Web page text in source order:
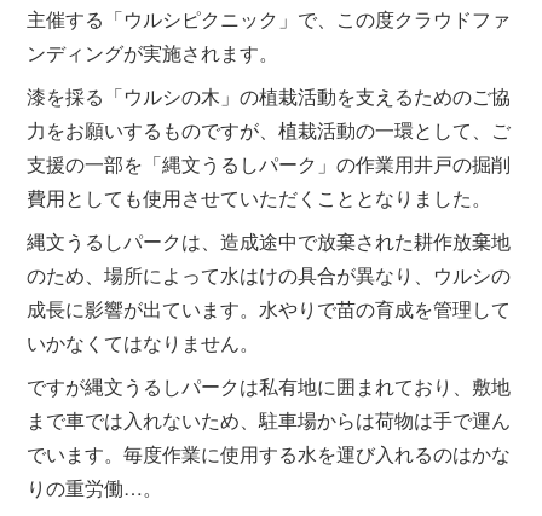
主催する「ウルシピクニック」で、この度クラウドファ
ンディングが実施されます。
漆を採る「ウルシの木」の植栽活動を支えるためのご協
力をお願いするものですが、植栽活動の一環として、ご
支援の一部を「縄文うるしパーク」の作業用井戸の掘削
費用としても使用させていただくこととなりました。
縄文うるしパークは、造成途中で放棄された耕作放棄地
のため、場所によって水はけの具合が異なり、ウルシの
成長に影響が出ています。水やりで苗の育成を管理して
いかなくてはなりません。
ですが縄文うるしパークは私有地に囲まれており、敷地
まで車では入れないため、駐車場からは荷物は手で運ん
でいます。毎度作業に使用する水を運び入れるのはかな
りの重労働…。